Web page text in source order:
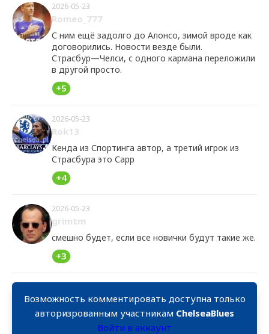
2026-05-23
Romeo_777
С ним ещё задолго до Алонсо, зимой вроде как
договорились. Новости везде были.
Страсбур—Челси, с одного кармана переложили
в другой просто.
+5
2026-05-23
Rok13
Кенда из Спортинга автор, а третий игрок из
Страсбура это Сарр
+4
2026-05-23
grimtm
смешно будет, если все новички будут такие же.
+3
Возможность комментировать доступна только
авторизрованным участникам ChelseaBlues
Войти в аккаунт